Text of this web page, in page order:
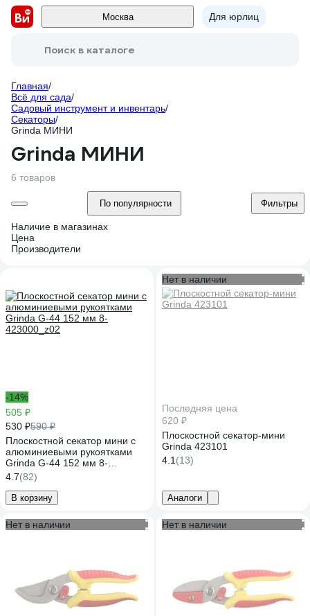
Москва Для юрлиц
Поиск в каталоге
Главная/
Всё для сада/
Садовый инструмент и инвентарь/
Секаторы/
Grinda МИНИ
Grinda МИНИ
6 товаров
По популярности Фильтры
Наличие в магазинах
Цена
Производители
-14%
505 ₽
530 ₽590 ₽
Плоскостной секатор мини с
алюминиевыми рукоятками
Grinda G-44 152 мм 8-
423000_z02
4.7(82)
В корзину
Нет в наличии
Последняя цена
620 ₽
Плоскостной секатор-мини
Grinda 423101
4.1 (13)
Аналоги
Нет в наличии Нет в наличии